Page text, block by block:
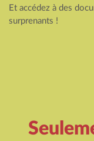
Et accédez à des
surprenants !